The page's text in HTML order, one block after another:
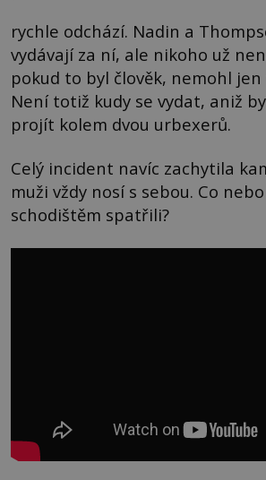
rychle odchází. Nadin a
vydávají za ní, ale nikoho už
pokud to byl člověk, nemohl
Není totiž kudy se vydat, aniž
projít kolem dvou urbexerů.
Celý incident navíc zachytila
muži vždy nosí s sebou. Co
schodištěm spatřili?